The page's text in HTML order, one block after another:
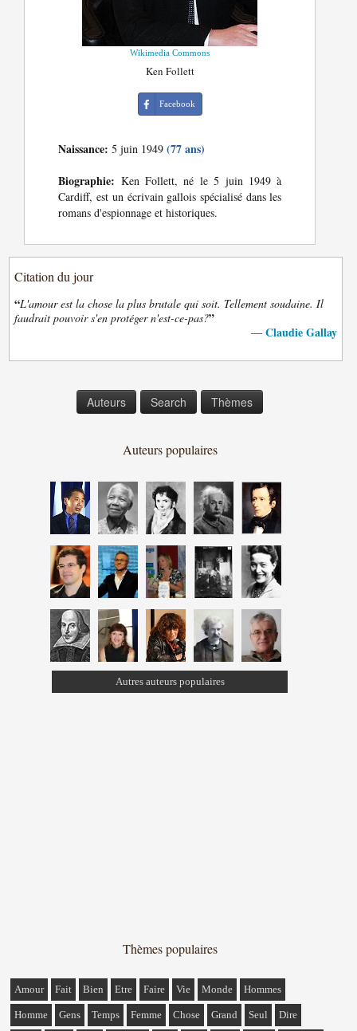
Wikimedia Commons
Ken Follett
Facebook
Naissance: 5 juin 1949(77 ans)
Biographie: Ken Follett, né le 5 juin 1949 à
Cardiff, est un écrivain gallois spécialisé dans les
romans d'espionnage et historiques.
Citation du jour
“L'amour est la chose la plus brutale qui soit. Tellement soudaine. Il
faudrait pouvoir s'en protéger n'est-ce-pas?”
— Claudie Gallay
Auteurs Search Thèmes
Auteurs populaires
Autres auteurs populaires
Thèmes populaires
Amour Fait Bien Etre Faire Vie Monde Hommes
Homme Gens Temps Femme Chose Grand Seul Dire